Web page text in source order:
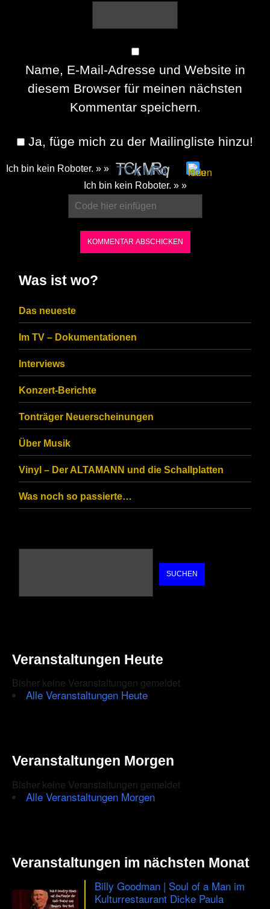
Name, E-Mail-Adresse und Website in
diesem Browser für meinen nächsten
Kommentar speichern.
Ja, füge mich zu der Mailingliste hinzu!
Ich bin kein Roboter. » »
CAPTCHA
ensure
that
you
are
human.
Ich bin kein Roboter. » »
Was ist wo?
Das neueste
Im TV – Dokumentationen
Interviews
Konzert-Berichte
Tonträger Neuerscheinungen
Über Musik
Vinyl – Der ALTAMANN und die Schallplatten
Was noch so passierte…
SUCHEN
Veranstaltungen Heute
Bisher keine Veranstaltungen gemeldet
Alle Veranstaltungen Heute
Veranstaltungen Morgen
Bisher keine Veranstaltungen gemeldet
Alle Veranstaltungen Morgen
Veranstaltungen im nächsten Monat
Billy Goodman | Soul of a Man im
Kulturrestaurant Dicke Paula